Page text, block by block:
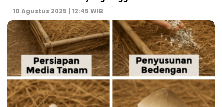
10 Agustus 2025 | 12:45 WIB